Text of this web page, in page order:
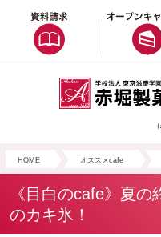
HOME オススメcafe
《目白のcafe》夏
のカキ氷！